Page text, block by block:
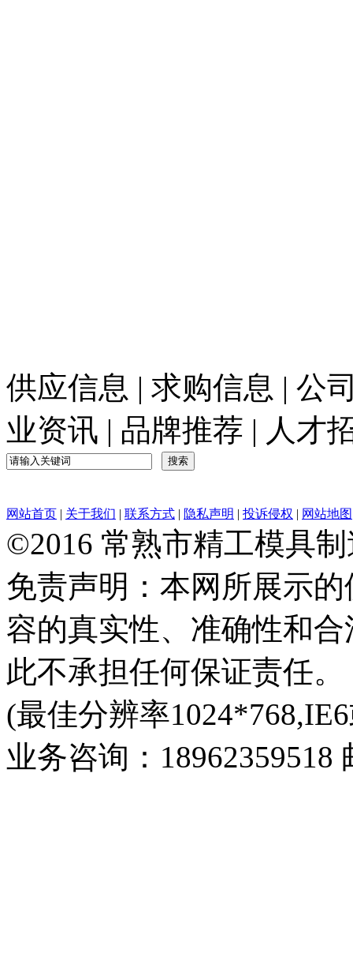
供应信息 | 求购信息 | 公
业资讯 | 品牌推荐 | 人才
网站首页 关于我们 联系方式 隐私声明 投诉侵权 网站地图
©2016 常熟市精工模具
免责声明：本网所展示
容的真实性、准确性和
此不承担任何保证责任。
(最佳分辨率
业务咨询：18962359518